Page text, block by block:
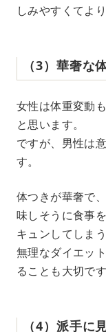
しみやすくてよ
（3）華奢な
女性は体重変動
と思います。
ですが、男性は
す。
体つきが華奢で
味しそうに食事
キュンしてしまう
無理なダイエッ
ることも大切です
（4）派手に